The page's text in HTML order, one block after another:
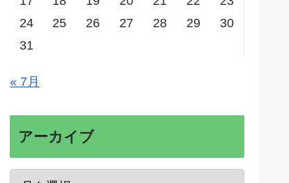
24
25 26 27 28 29
30
31
« 7月
アーカイブ